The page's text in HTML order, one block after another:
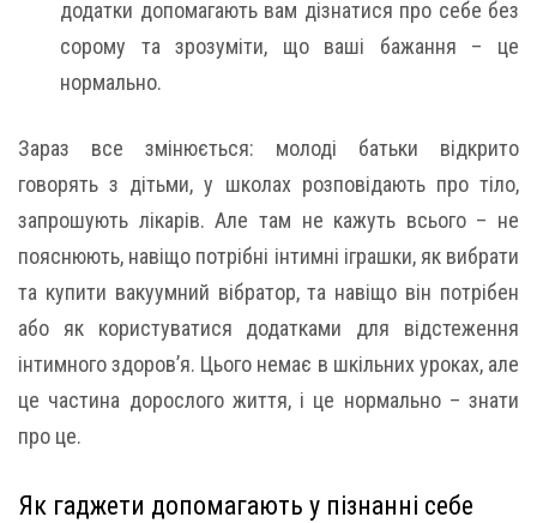
додатки допомагають вам дізнатися про себе без
сорому та зрозуміти, що ваші бажання – це
нормально.
Зараз все змінюється: молоді батьки відкрито
говорять з дітьми, у школах розповідають про тіло,
запрошують лікарів. Але там не кажуть всього – не
пояснюють, навіщо потрібні інтимні іграшки, як вибрати
та купити вакуумний вібратор, та навіщо він потрібен
або як користуватися додатками для відстеження
інтимного здоров’я. Цього немає в шкільних уроках, але
це частина дорослого життя, і це нормально – знати
про це.
Як гаджети допомагають у пізнанні себе